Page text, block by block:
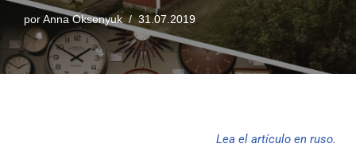
por Anna Oksenyuk 31.07.2019
Lea el artículo en ruso.